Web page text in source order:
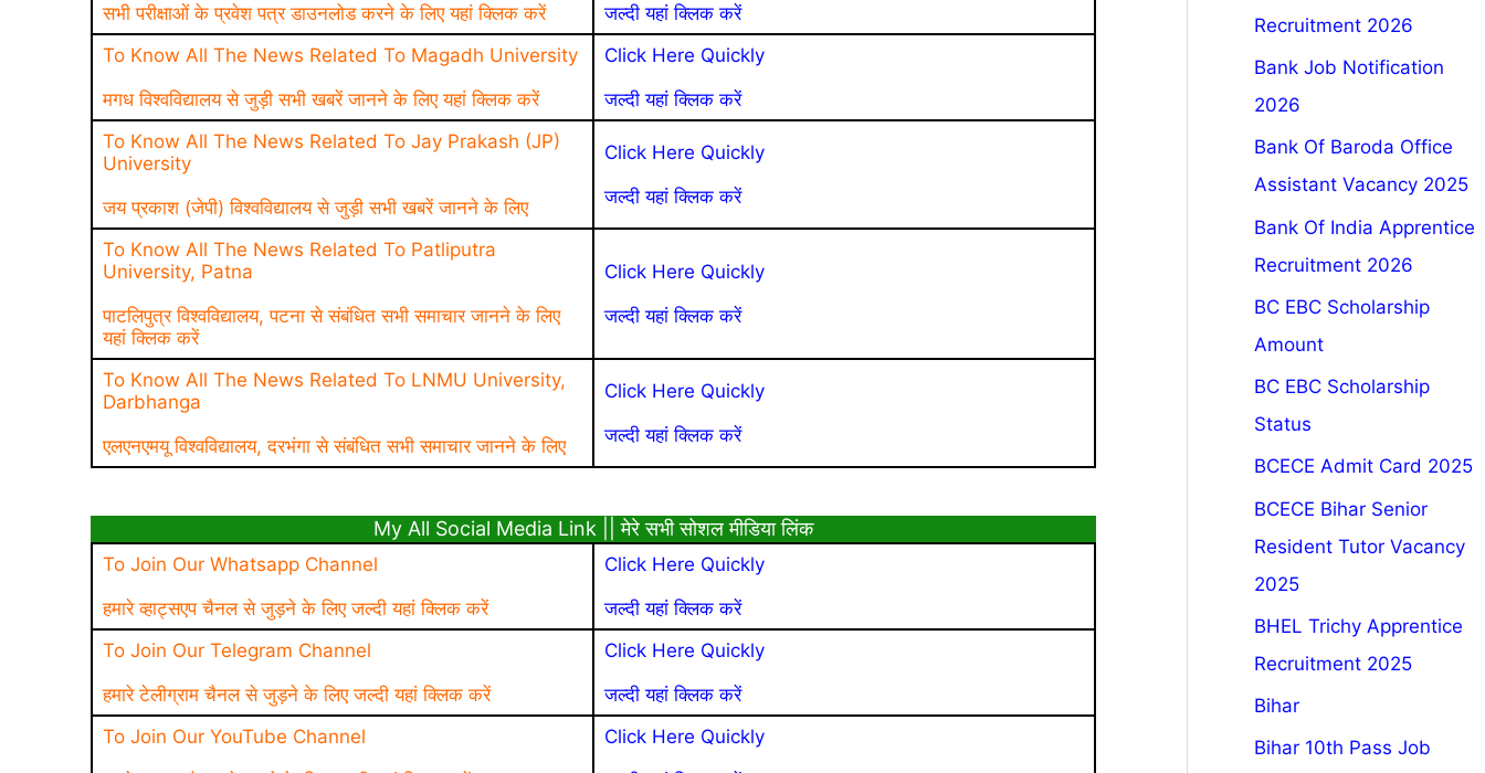
सभी परीक्षाओं के प्रवेश पत्र डाउनलोड करने के लिए यहां क्लिक करें
जल्दी यहां क्लिक करें
To Know All The News Related To Magadh University
मगध विश्वविद्यालय से जुड़ी सभी खबरें जानने के लिए यहां क्लिक करें
Click Here Quickly
जल्दी यहां क्लिक करें
To Know All The News Related To Jay Prakash (JP)
University
जय प्रकाश (जेपी) विश्वविद्यालय से जुड़ी सभी खबरें जानने के लिए
Click Here Quickly
जल्दी यहां क्लिक करें
To Know All The News Related To Patliputra
University, Patna
पाटलिपुत्र विश्वविद्यालय, पटना से संबंधित सभी समाचार जानने के लिए
यहां क्लिक करें
Click Here Quickly
जल्दी यहां क्लिक करें
To Know All The News Related To LNMU University,
Darbhanga
एलएनएमयू विश्वविद्यालय, दरभंगा से संबंधित सभी समाचार जानने के लिए
Click Here Quickly
जल्दी यहां क्लिक करें
My All Social Media Link || मेरे सभी सोशल मीडिया लिंक
To Join Our Whatsapp Channel
हमारे व्हाट्सएप चैनल से जुड़ने के लिए जल्दी यहां क्लिक करें
Click Here Quickly
जल्दी यहां क्लिक करें
To Join Our Telegram Channel
हमारे टेलीग्राम चैनल से जुड़ने के लिए जल्दी यहां क्लिक करें
Click Here Quickly
जल्दी यहां क्लिक करें
To Join Our YouTube Channel
Click Here Quickly
Recruitment 2026
Bank Job Notification
2026
Bank Of Baroda Office
Assistant Vacancy 2025
Bank Of India Apprentice
Recruitment 2026
BC EBC Scholarship
Amount
BC EBC Scholarship
Status
BCECE Admit Card 2025
BCECE Bihar Senior
Resident Tutor Vacancy
2025
BHEL Trichy Apprentice
Recruitment 2025
Bihar
Bihar 10th Pass Job